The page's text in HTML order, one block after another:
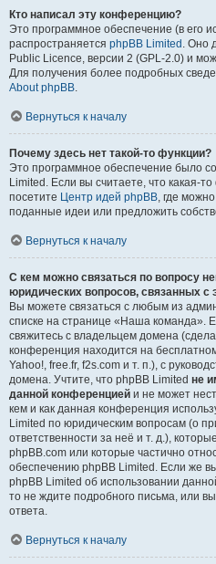
Кто написал эту конференцию?
Это программное обеспечение (в его
распространяется phpBB Limited . Оно
Public Licence, версии 2 (GPL-2.0) и
Для получения более подробных
About phpBB.
Вернуться к началу
Почему здесь нет такой-то функции?
Это программное обеспечение было
Limited. Если вы считаете, что какая-
посетите Центр идей phpBB, где
поданные идеи или предложить
Вернуться к началу
С кем можно связаться по вопросу
юридических вопросов, связанных с
Вы можете связаться с любым из
списке на странице «Наша команда».
свяжитесь с владельцем домена
конференция находится на
Yahoo!, free.fr, f2s.com и т. п.), с
домена. Учтите, что phpBB Limited не
данной конференцией и не может
кем и как данная конференция
Limited по юридическим вопросам (о
ответственности за неё и т. д.), которые
phpBB.com или которые частично
обеспечению phpBB Limited. Если же
phpBB Limited об использовании
то не ждите подробного письма, или
ответа.
Вернуться к началу